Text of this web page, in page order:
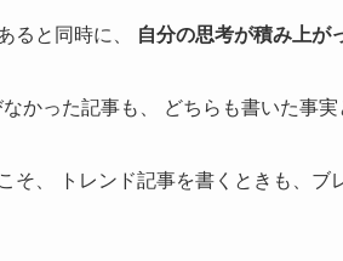
ると同時に、 自分の思考が積み上が
かった記事も、 どちらも書いた事実
そ、 トレンド記事を書くときも、ブ